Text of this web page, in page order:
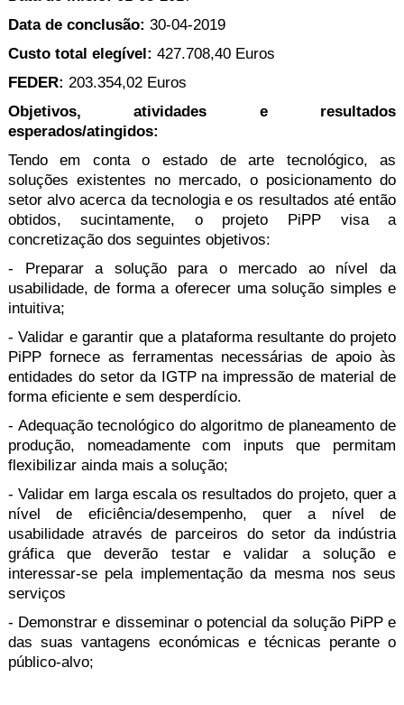
Data de conclusão: 30-04-2019
Custo total elegível: 427.708,40 Euros
FEDER: 203.354,02 Euros
Objetivos, atividades e resultados
esperados/atingidos:
Tendo em conta o estado de arte tecnológico, as
soluções existentes no mercado, o posicionamento do
setor alvo acerca da tecnologia e os resultados até então
obtidos, sucintamente, o projeto PiPP visa a
concretização dos seguintes objetivos:
- Preparar a solução para o mercado ao nível da
usabilidade, de forma a oferecer uma solução simples e
intuitiva;
- Validar e garantir que a plataforma resultante do projeto
PiPP fornece as ferramentas necessárias de apoio às
entidades do setor da IGTP na impressão de material de
forma eficiente e sem desperdício.
- Adequação tecnológico do algoritmo de planeamento de
produção, nomeadamente com inputs que permitam
flexibilizar ainda mais a solução;
- Validar em larga escala os resultados do projeto, quer a
nível de eficiência/desempenho, quer a nível de
usabilidade através de parceiros do setor da indústria
gráfica que deverão testar e validar a solução e
interessar-se pela implementação da mesma nos seus
serviços
- Demonstrar e disseminar o potencial da solução PiPP e
das suas vantagens económicas e técnicas perante o
público-alvo;